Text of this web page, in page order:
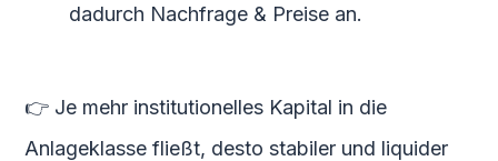
dadurch Nachfrage & Preise an.
👉 Je mehr institutionelles Kapital in die
Anlageklasse fließt, desto stabiler und liquider